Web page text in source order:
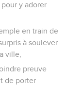
y adorer
en train de
à soulever
ville,
preuve
de porter